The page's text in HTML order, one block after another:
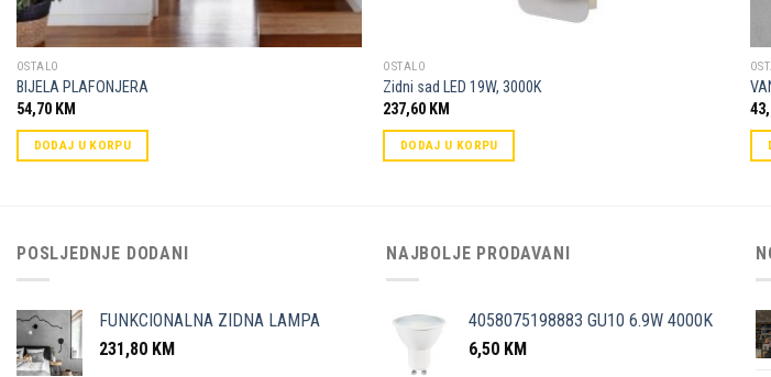
OSTALO
BIJELA PLAFONJERA
54,70 KM
DODAJ U KORPU
OSTALO
Zidni sad LED 19W, 3000K
237,60 KM
DODAJ U KORPU
POSLJEDNJE DODANI
FUNKCIONALNA ZIDNA LAMPA
231,80 KM
NAJBOLJE PRODAVANI
4058075198883 GU10 6.9W 4000K
6,50 KM